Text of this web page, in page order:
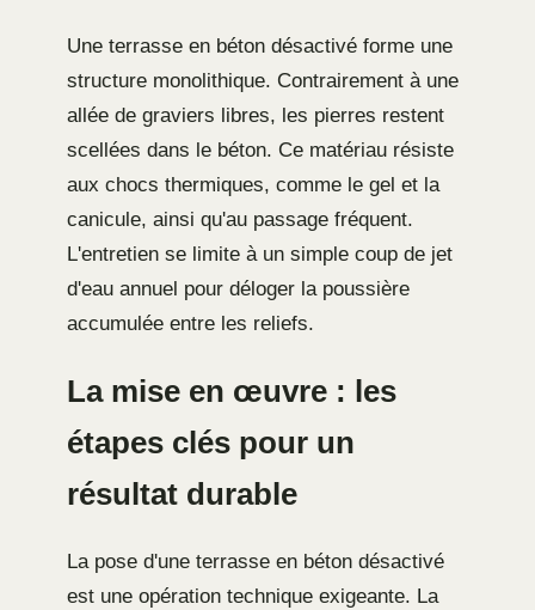
Une terrasse en béton désactivé forme une
structure monolithique. Contrairement à une
allée de graviers libres, les pierres restent
scellées dans le béton. Ce matériau résiste
aux chocs thermiques, comme le gel et la
canicule, ainsi qu'au passage fréquent.
L'entretien se limite à un simple coup de jet
d'eau annuel pour déloger la poussière
accumulée entre les reliefs.
La mise en œuvre : les
étapes clés pour un
résultat durable
La pose d'une terrasse en béton désactivé
est une opération technique exigeante. La